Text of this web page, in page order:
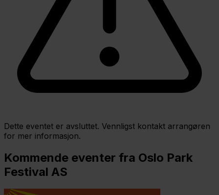
Dette eventet er avsluttet. Vennligst kontakt arrangøren
for mer informasjon.
Kommende eventer fra Oslo Park
Festival AS